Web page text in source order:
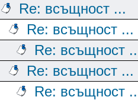
Re: всъщност ...
Re: всъщност ...
Re: всъщност
Re: всъщност ...
Re: всъщност